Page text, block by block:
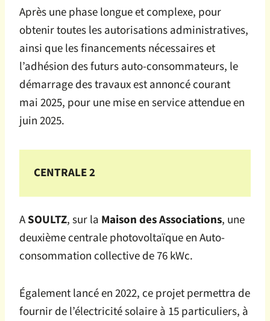
Après une phase longue et complexe, pour
obtenir toutes les autorisations administratives,
ainsi que les financements nécessaires et
l’adhésion des futurs auto-consommateurs, le
démarrage des travaux est annoncé courant
mai 2025, pour une mise en service attendue en
juin 2025.
CENTRALE 2
ASOULTZ, sur la Maison des Associations, une
deuxième centrale photovoltaïque en Auto-
consommation collective de 76 kWc.
Également lancé en 2022, ce projet permettra de
fournir de l’électricité solaire à 15 particuliers, à